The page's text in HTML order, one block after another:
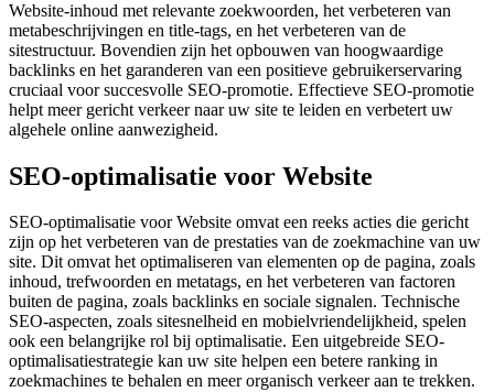
Website-inhoud met relevante zoekwoorden, het verbeteren van
metabeschrijvingen en title-tags, en het verbeteren van de
sitestructuur. Bovendien zijn het opbouwen van hoogwaardige
backlinks en het garanderen van een positieve gebruikerservaring
cruciaal voor succesvolle SEO-promotie. Effectieve SEO-promotie
helpt meer gericht verkeer naar uw site te leiden en verbetert uw
algehele online aanwezigheid.
SEO-optimalisatie voor Website
SEO-optimalisatie voor Website omvat een reeks acties die gericht
zijn op het verbeteren van de prestaties van de zoekmachine van uw
site. Dit omvat het optimaliseren van elementen op de pagina, zoals
inhoud, trefwoorden en metatags, en het verbeteren van factoren
buiten de pagina, zoals backlinks en sociale signalen. Technische
SEO-aspecten, zoals sitesnelheid en mobielvriendelijkheid, spelen
ook een belangrijke rol bij optimalisatie. Een uitgebreide SEO-
optimalisatiestrategie kan uw site helpen een betere ranking in
zoekmachines te behalen en meer organisch verkeer aan te trekken.